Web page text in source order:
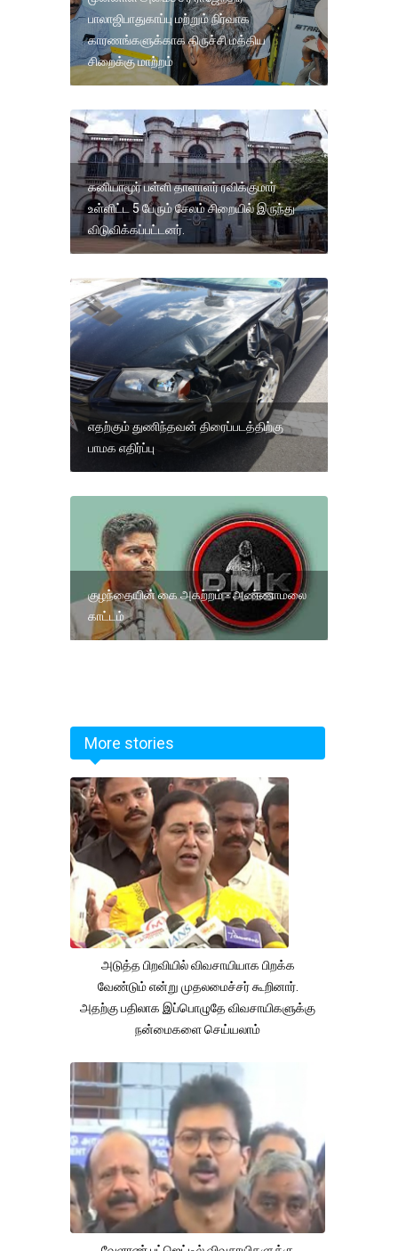
பாலாஜிபாதுகாப்பு மற்றும் நிர்வாக
காரணங்களுக்காக திருச்சி மத்திய
சிறைக்கு மாற்றம்
கனியாமூர் பள்ளி தாளாளர் ரவிக்குமார்
உள்ளிட்ட 5 பேரும் சேலம் சிறையில் இருந்து
விடுவிக்கப்பட்டனர்.
எதற்கும் துணிந்தவன் திரைப்படத்திற்கு
பாமக எதிர்ப்பு
குழந்தையின் கை அகற்றம் - அண்ணாமலை
காட்டம்
More stories
அடுத்த பிறவியில் விவசாயியாக பிறக்க
வேண்டும் என்று முதலமைச்சர் கூறினார்.
அதற்கு பதிலாக இப்பொழுதே விவசாயிகளுக்கு
நன்மைகளை செய்யலாம்